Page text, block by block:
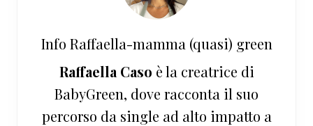
Info Raffaella-mamma (quasi) green
Raffaella Caso è la creatrice di
BabyGreen, dove racconta il suo
percorso da single ad alto impatto a